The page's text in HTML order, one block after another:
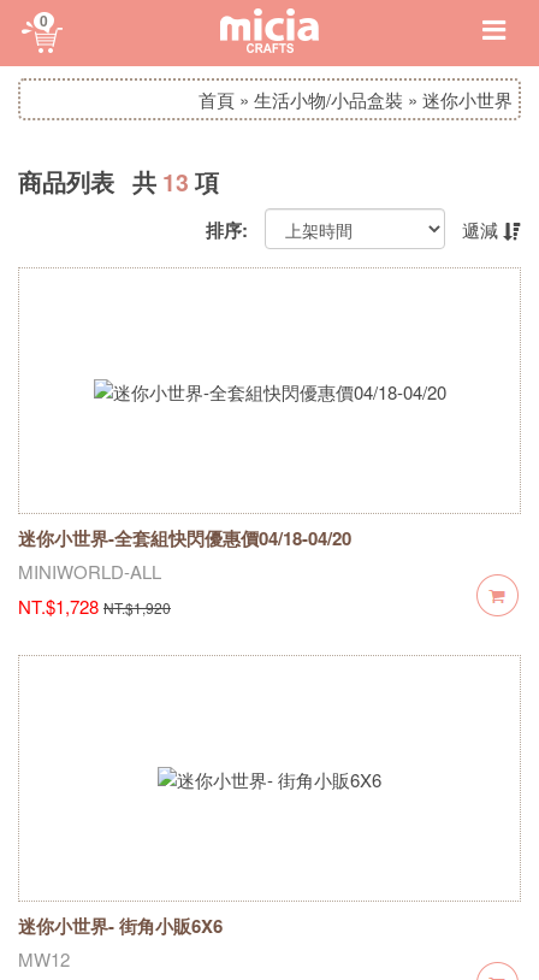
0
首頁 » 生活小物/小品盒裝 » 迷你小世界
商品列表 共 13 項
排序: 遞減
迷你小世界-全套組快閃優惠價04/18-04/20
MINIWORLD-ALL
NT.$1,728 NT.$1,920
迷你小世界- 街角小販6X6
MW12